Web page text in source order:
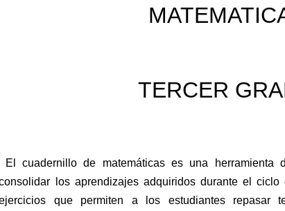
TERCER
cuadernillo de matemáticas es una herramienta
los aprendizajes adquiridos durante el
que permiten a los estudiantes repasar